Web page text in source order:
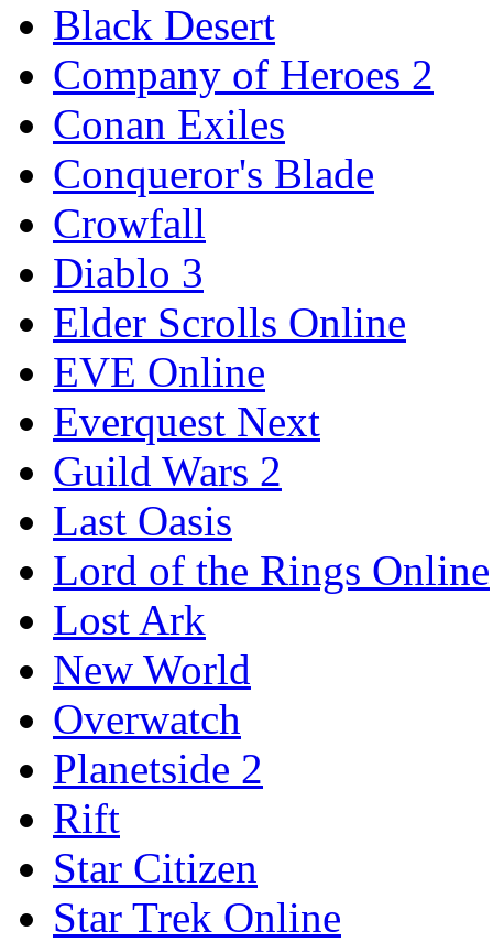
Black Desert
Company of Heroes 2
Conan Exiles
Conqueror's Blade
Crowfall
Diablo 3
Elder Scrolls Online
EVE Online
Everquest Next
Guild Wars 2
Last Oasis
Lord of the Rings Online
Lost Ark
New World
Overwatch
Planetside 2
Rift
Star Citizen
Star Trek Online